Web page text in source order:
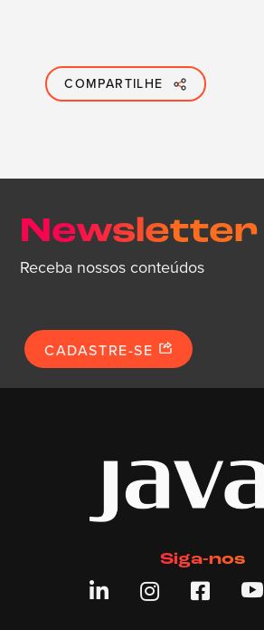
COMPARTILHE
Newsletter
Receba nossos conteúdos
CADASTRE-SE
Siga-nos
   